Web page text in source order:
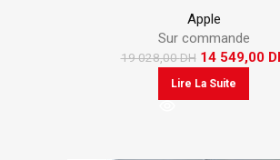
Apple
Sur commande
19 028,00DH 14 549,00
Lire La Suite